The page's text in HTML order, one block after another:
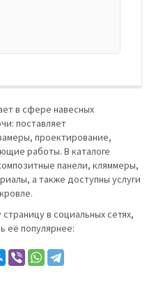
в сфере навесных
поставляет
проектирование,
работы. В каталоге
панели, кляммеры,
а также доступны услуги
в социальных сетях,
её популярнее: